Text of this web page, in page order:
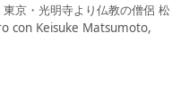
京・光明寺より仏教の僧侶 松
con Keisuke Matsumoto,